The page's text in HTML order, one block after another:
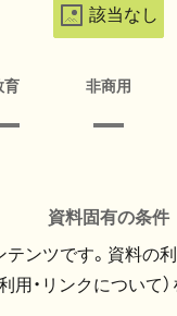
該当なし
育 非商用
資料固有の条件
ンツです。資料の利
用・リンクについて